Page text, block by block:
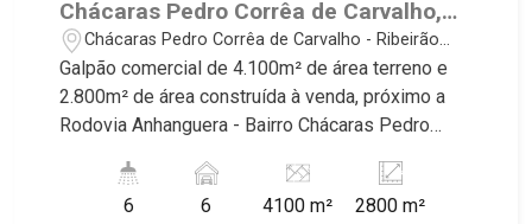
Chácaras Pedro Corrêa de Carvalho,
próximo a Rodovia Anhanguera -
Ribeirão Preto/SP.
Chácaras Pedro Corrêa de Carvalho - Ribeirão
Preto/SP
Galpão comercial de 4.100m² de área terreno e
2.800m² de área construída à venda, próximo a
Rodovia Anhanguera - Bairro Chácaras Pedro
as características deste imóvel que a Martinelli
Imobiliária selecionou para você: - 4.100m² de
6 6 4100 m² 2800 m²